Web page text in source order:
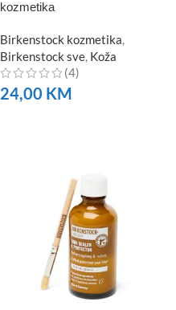
kozmetika
Birkenstock kozmetika,
Birkenstock sve, Koža
(4)
24,00 KM